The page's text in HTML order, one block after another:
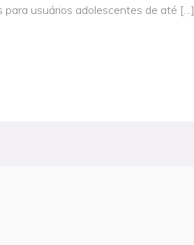
para usuários adolescentes de até […]